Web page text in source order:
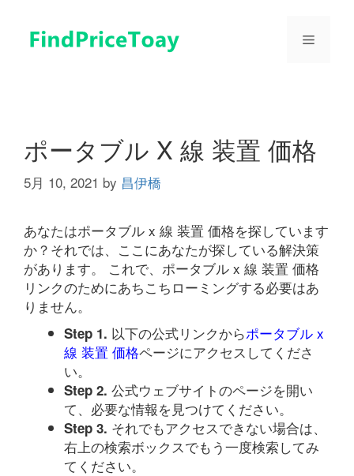
メ
ポータブル X 線 装置 価格
5月 10, 2021 by 昌伊橋
あなたはポータブル x 線 装置 価格を探しています
か？それでは、ここにあなたが探している解決策
があります。 これで、ポータブル x 線 装置 価格
リンクのためにあちこちローミングする必要はあ
りません。
Step 1. 以下の公式リンクからポータブル x
線 装置 価格ページにアクセスしてくださ
い。
Step 2. 公式ウェブサイトのページを開い
て、必要な情報を見つけてください。
Step 3. それでもアクセスできない場合は、
右上の検索ボックスでもう一度検索してみ
てください。